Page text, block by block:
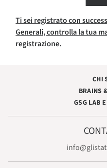
Ti sei registrato con
Generali, controlla la tua
registrazione.
CHI
BRAINS
GSG LAB